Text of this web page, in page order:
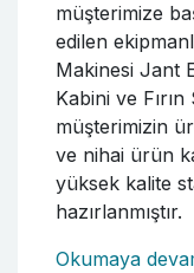
müşterimize
edilen
Makinesi Jant
Kabini ve
müşterimizin
ve nihai ürün
yüksek kalite
hazırlanmıştır.
Okumaya